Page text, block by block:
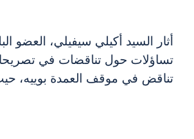
أثار السيد أكيلي سيفيلي، العضو
تساؤلات حول تناقضات في
تناقض في موقف العمدة بوييه،